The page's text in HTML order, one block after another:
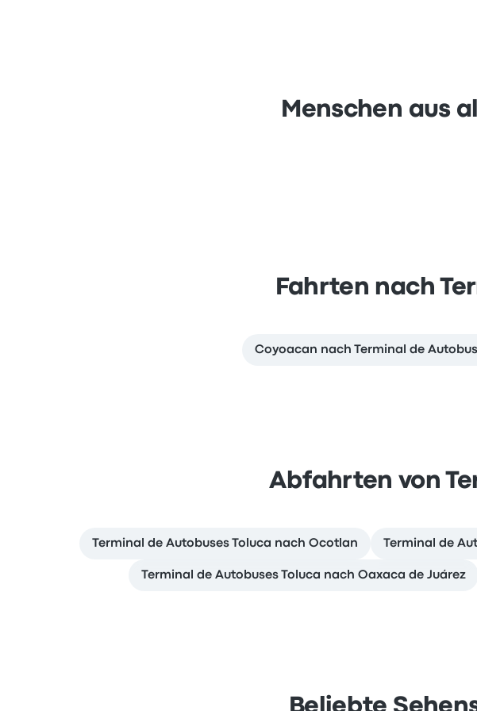
Menschen aus
Fahrten nach
Coyoacan nach Terminal de
Abfahrten von
Terminal de Autobuses Toluca nach Ocotlan Terminal de
Terminal de Autobuses Toluca nach Oaxaca de Juárez